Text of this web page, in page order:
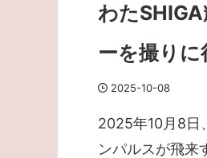
わた
ーを撮り
2025-10-08
2025年10月8日
ンパルスが飛来